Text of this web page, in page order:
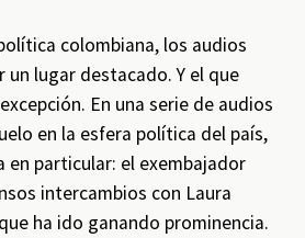
colombiana, los audios
lugar destacado. Y el que
En una serie de audios
en la esfera política del país,
en particular: el exembajador
intercambios con Laura
ha ido ganando prominencia.